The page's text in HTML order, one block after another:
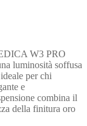
W3 PRO
luminosità soffusa
per chi
e
combina il
della finitura oro